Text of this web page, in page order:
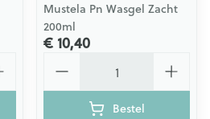
Mustela Pn Wasgel Zacht
200ml
€ 10,40
Bestel